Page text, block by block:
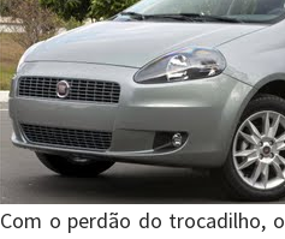
Com o perdão do trocadilho,